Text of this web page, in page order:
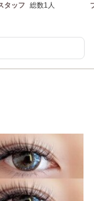
タッフ 総数1人